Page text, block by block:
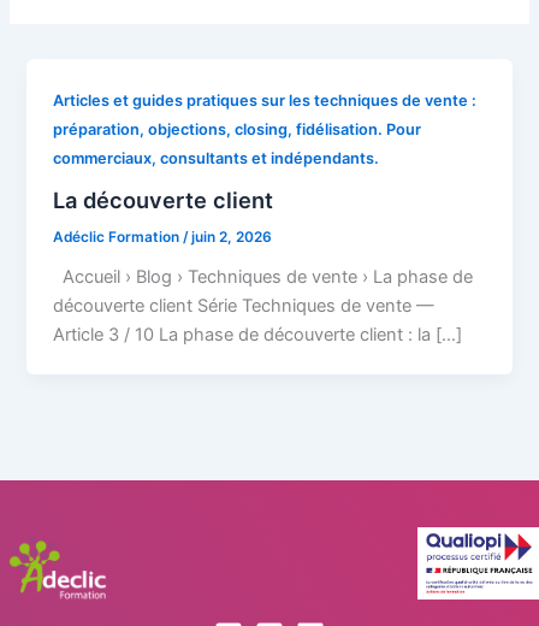
Articles et guides pratiques sur les techniques de vente :
préparation, objections, closing, fidélisation. Pour
commerciaux, consultants et indépendants.
La découverte client
Adéclic Formation /juin 2, 2026
Accueil › Blog › Techniques de vente › La phase de
découverte client Série Techniques de vente —
Article 3 / 10 La phase de découverte client : la […]